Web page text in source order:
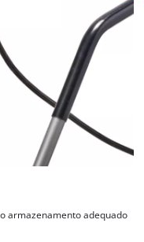
armazenamento adequado